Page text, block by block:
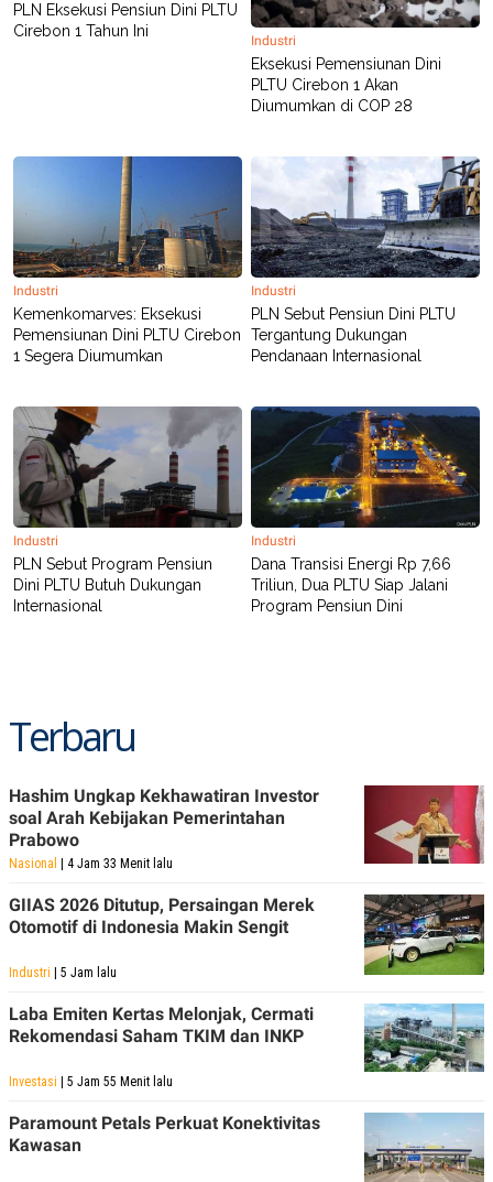
PLN Eksekusi Pensiun Dini PLTU
Cirebon 1 Tahun Ini
Industri
Eksekusi Pemensiunan Dini
PLTU Cirebon 1 Akan
Diumumkan di COP 28
Industri
Kemenkomarves: Eksekusi
Pemensiunan Dini PLTU Cirebon
1 Segera Diumumkan
Industri
PLN Sebut Pensiun Dini PLTU
Tergantung Dukungan
Pendanaan Internasional
Industri
PLN Sebut Program Pensiun
Dini PLTU Butuh Dukungan
Internasional
Industri
Dana Transisi Energi Rp 7,66
Triliun, Dua PLTU Siap Jalani
Program Pensiun Dini
Terbaru
Hashim Ungkap Kekhawatiran Investor
soal Arah Kebijakan Pemerintahan
Prabowo
Nasional | 4 Jam 33 Menit lalu
GIIAS 2026 Ditutup, Persaingan Merek
Otomotif di Indonesia Makin Sengit
Industri | 5 Jam lalu
Laba Emiten Kertas Melonjak, Cermati
Rekomendasi Saham TKIM dan INKP
Investasi | 5 Jam 55 Menit lalu
Paramount Petals Perkuat Konektivitas
Kawasan